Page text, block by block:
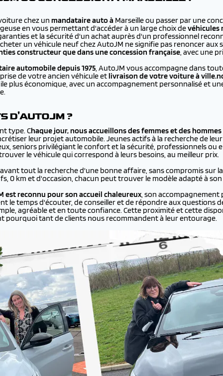
chez un mandataire auto à Marseille ou passer par une
en vous permettant d'accéder à un large choix devéhicules
et la sécurité d'un achat auprès d'un professionnel
un véhicule neuf chez AutoJM ne signifie pas renoncer
constructeur que dans une concession française, avec une
automobile depuis 1975, AutoJM vous accompagne dans
de votre ancien véhicule etlivraison de votre voiture à
plus économique, avec un accompagnement personnalisé et
D'AUTOJM ?
type. Chaque jour, nous accueillons des femmes et des
leur projet automobile. Jeunes actifs à la recherche de
seniors privilégiant le confort et la sécurité, professionnels ou
le véhicule qui correspond à leurs besoins, au meilleur prix.
tout la recherche d'une bonne affaire, sans compromis sur
0 km et d'occasion, chacun peut trouver le modèle adapté à
est reconnu pour son accueil chaleureux, son
le temps d'écouter, de conseiller et de répondre aux questions
agréable et en toute confiance. Cette proximité et cette
pourquoi tant de clients nous recommandent à leur entourage.